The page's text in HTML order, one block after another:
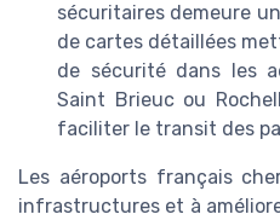
sécuritaires demeure
de cartes détaillées
de sécurité dans les
Saint Brieuc ou
faciliter le transit des
Les aéroports français
infrastructures et à